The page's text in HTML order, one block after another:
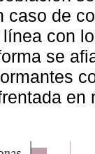
caso de
con
se
en